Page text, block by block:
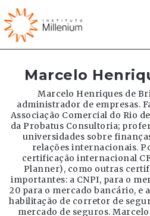
Marcelo
Marcelo Henriques de
administrador de empresas.
Associação Comercial do Rio
da Probatus Consultoria;
universidades sobre
relações internacionais.
certificação internacional
Planner), como outras
importantes: a CNPI, para o
20 para o mercado bancário, e
habilitação de corretor de
mercado de seguros.